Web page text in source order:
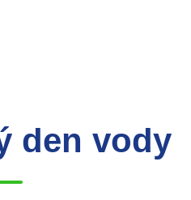
den vody